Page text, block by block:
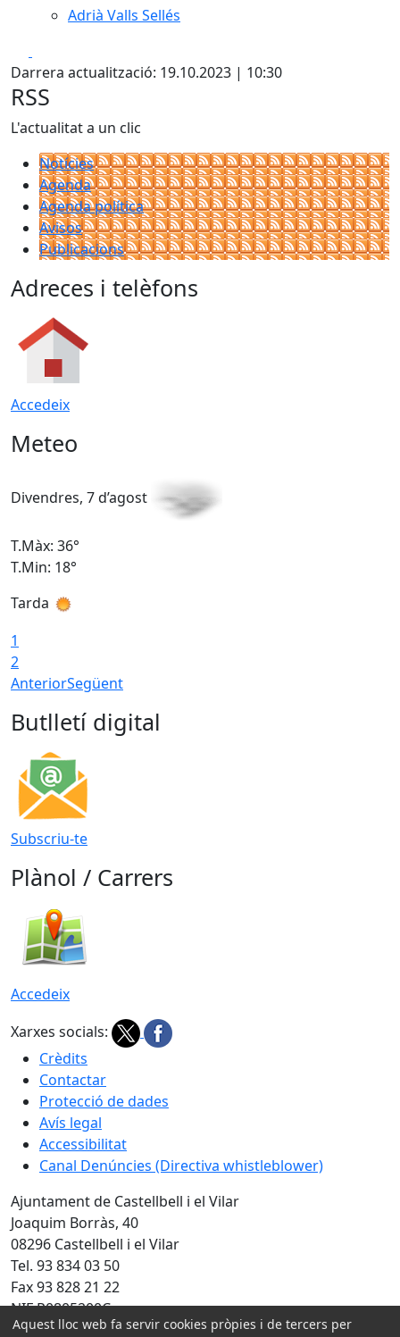
Adrià Valls Sellés
Darrera actualització: 19.10.2023 | 10:30
RSS
L'actualitat a un clic
Notícies
Agenda
Agenda política
Avisos
Publicacions
Adreces i telèfons
Accedeix
Meteo
Divendres, 7 d’agost
T.Màx: 36°
T.Min: 18°
Tarda
1
2
AnteriorSegüent
Butlletí digital
Subscriu-te
Plànol / Carrers
Accedeix
Xarxes socials:
Crèdits
Contactar
Protecció de dades
Avís legal
Accessibilitat
Canal Denúncies (Directiva whistleblower)
Ajuntament de Castellbell i el Vilar
Joaquim Borràs, 40
08296 Castellbell i el Vilar
Tel. 93 834 03 50
Fax 93 828 21 22
NIF P0805200C
Aquest lloc web fa servir cookies pròpies i de tercers per